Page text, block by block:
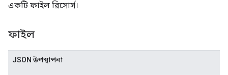
একটি ফাইল রিসোর্স।
ফাইল
JSON উপস্থাপনা